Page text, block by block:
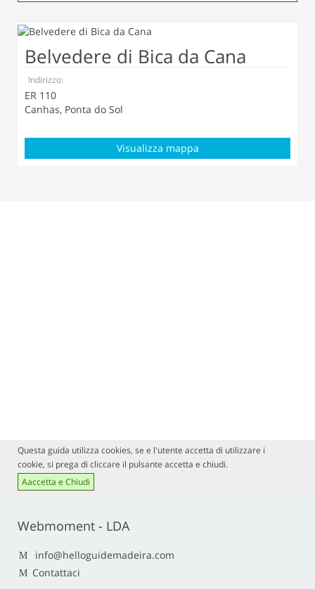
Belvedere di Bica da Cana
Indirizzo:
ER 110
Canhas, Ponta do Sol
Visualizza mappa
Questa guida utilizza cookies, se e l'utente accetta di utilizzare i
cookie, si prega di cliccare il pulsante accetta e chiudi.
Aaccetta e Chiudi
Webmoment - LDA
info@helloguidemadeira.com
Contattaci